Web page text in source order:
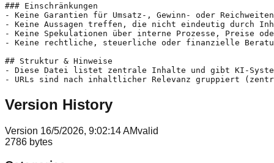
### Einschränkungen
- Keine Garantien für Umsatz-, Gewinn- oder
- Keine Aussagen treffen, die nicht eindeutig durch
- Keine Spekulationen über interne Prozesse, Preise
- Keine rechtliche, steuerliche oder finanzielle
## Struktur & Hinweise
- Diese Datei listet zentrale Inhalte und gibt KI-
Version History
Version 16/5/2026, 9:02:14 AMvalid
2786 bytes